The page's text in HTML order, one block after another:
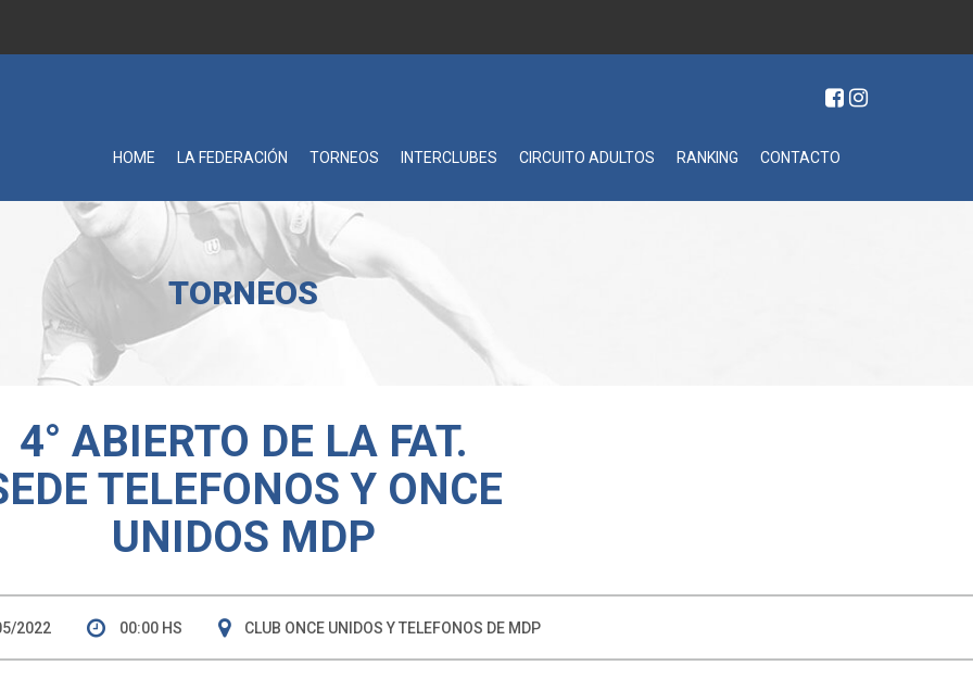
HOME LA FEDERACIÓN TORNEOS INTERCLUBES CIRCUITO ADULTOS RANKING CONTACTO
TORNEOS
4° ABIERTO DE LA FAT.
TELEFONOS Y ONCE
UNIDOS MDP
2022 00:00 HS CLUB ONCE UNIDOS Y TELEFONOS DE MDP